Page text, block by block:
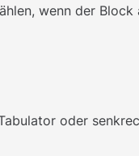
wenn der Block
oder